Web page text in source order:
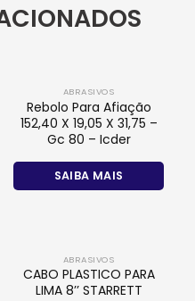
ABRASIVOS
Rebolo Para Afiação
152,40 X 19,05 X 31,75 –
Gc 80 – Icder
SAIBA MAIS
ABRASIVOS
CABO PLASTICO PARA
LIMA 8’’ STARRETT